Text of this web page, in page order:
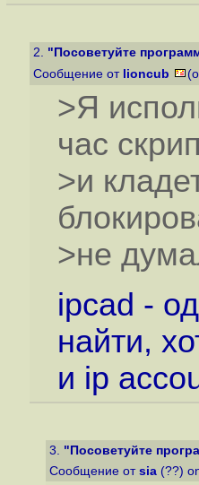
2. "Посоветуйте
Сообщение от lioncub
>Я
час
>и
>не
ipcad -
найти,
и ip
3. "Посоветуйте
Сообщение от sia (??)